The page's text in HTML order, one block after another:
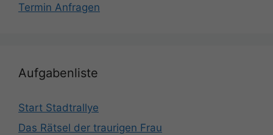
Termin Anfragen
Aufgabenliste
Start Stadtrallye
Das Rätsel der traurigen Frau